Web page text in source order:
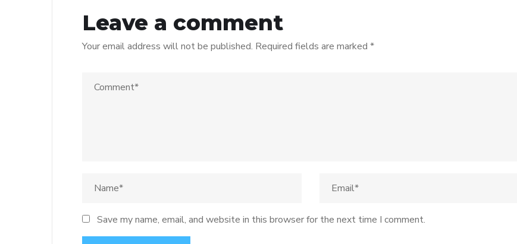
Leave a comment
Your email address will not be published. Required fields are marked *
Save my name, email, and website in this browser for the next time I comment.